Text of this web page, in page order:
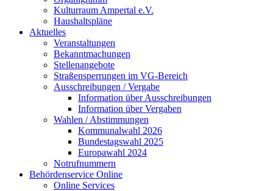
Kulturraum Ampertal e.V.
Haushaltspläne
Aktuelles
Veranstaltungen
Bekanntmachungen
Stellenangebote
Straßensperrungen im VG-Bereich
Ausschreibungen / Vergabe
Information über Ausschreibungen
Information über Vergaben
Wahlen / Abstimmungen
Kommunalwahl 2026
Bundestagswahl 2025
Europawahl 2024
Notrufnummern
Behördenservice Online
Online Services